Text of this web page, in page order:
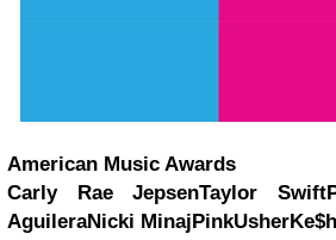
American Music Awards
Carly Rae JepsenTaylor Swift
AguileraNicki MinajPinkUsher